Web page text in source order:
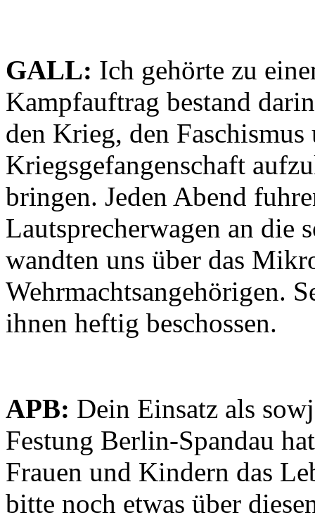
GALL: Ich gehörte zu
Kampfauftrag bestand
den Krieg, den
Kriegsgefangenschaft
bringen. Jeden Abend
Lautsprecherwagen an
wandten uns über das
Wehrmachtsangehörigen.
ihnen heftig beschossen.
APB: Dein Einsatz als
Festung Berlin-Spandau
Frauen und Kindern das
bitte noch etwas über